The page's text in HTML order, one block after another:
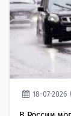
18-07-2026